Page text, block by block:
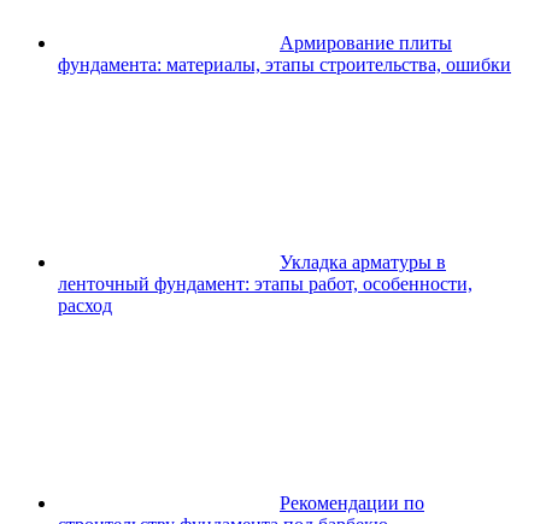
Армирование плиты
фундамента: материалы, этапы строительства, ошибки
Укладка арматуры в
ленточный фундамент: этапы работ, особенности,
расход
Рекомендации по